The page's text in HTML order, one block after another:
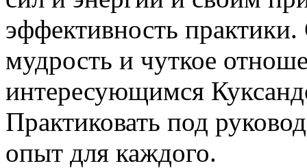
эффективность
мудрость и чуткое
интересующимся
Практиковать под
опыт для каждого.